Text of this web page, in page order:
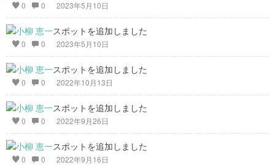
0 0 2023年5月10日
スポットを追加しました
0 0 2023年5月10日
スポットを追加しました
0 0 2022年10月13日
スポットを追加しました
0 0 2022年9月26日
スポットを追加しました
0 0 2022年9月16日